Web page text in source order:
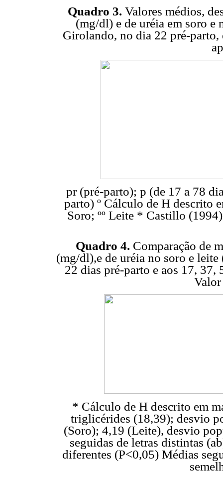
Quadro 3. Valores médios,
(mg/dl) e de uréia em soro
Girolando, no dia 22 pré-parto,
pr (pré-parto); p (de 17 a 78
parto) º Cálculo de H descrito
Soro; ºº Leite * Castillo
Quadro 4. Comparação de
(mg/dl),e de uréia no soro e
22 dias pré-parto e aos 17, 37,
* Cálculo de H descrito em
triglicérides (18,39); desvio
(Soro); 4,19 (Leite), desvio
seguidas de letras distintas
diferentes (P<0,05) Médias